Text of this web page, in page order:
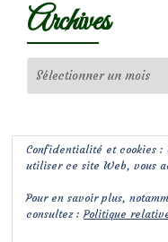
Archives
Confidentialité et cookies :
utiliser ce site Web, vous
Pour en savoir plus,
consultez :Politique